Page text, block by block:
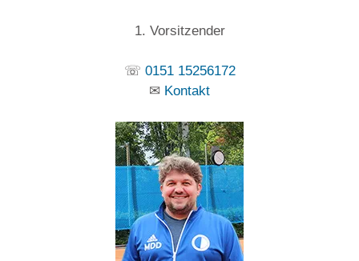
1. Vorsitzender
☏ 0151 15256172
✉ Kontakt